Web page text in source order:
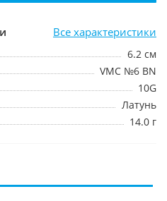
Все характеристики
6.2 см
VMC №6 BN
10G
Латунь
14.0 г